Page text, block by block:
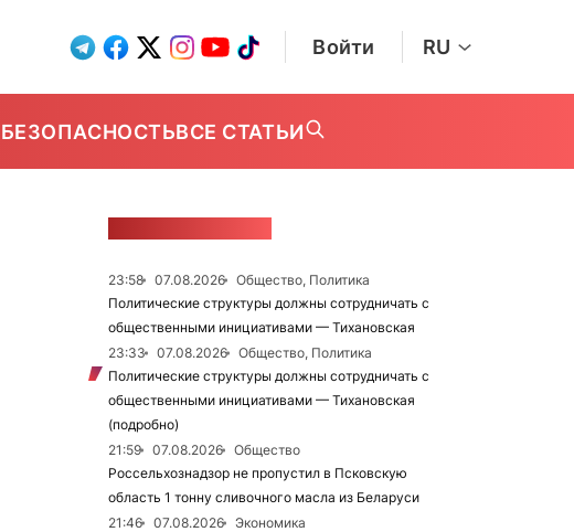
Войти RU
БЕЗОПАСНОСТЬВСЕ СТАТЬИ
23:58 07.08.2026
Общество, Политика
Политические структуры должны сотрудничать с
общественными инициативами — Тихановская
23:33
07.08.2026
Общество, Политика
Политические структуры должны сотрудничать с
общественными инициативами — Тихановская
(подробно)
21:59
07.08.2026
Общество
Россельхознадзор не пропустил в Псковскую
область 1 тонну сливочного масла из Беларуси
21:46
07.08.2026
Экономика